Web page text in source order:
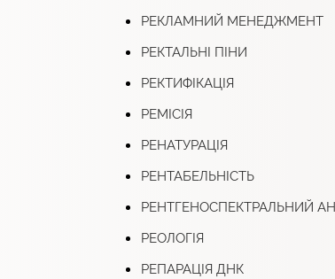
РЕКЛАМНИЙ МЕНЕДЖМЕНТ
РЕКТАЛЬНІ ПІНИ
РЕКТИФІКАЦІЯ
РЕМІСІЯ
РЕНАТУРАЦІЯ
РЕНТАБЕЛЬНІСТЬ
РЕНТГЕНОСПЕКТРАЛЬНИЙ
РЕОЛОГІЯ
РЕПАРАЦІЯ ДНК